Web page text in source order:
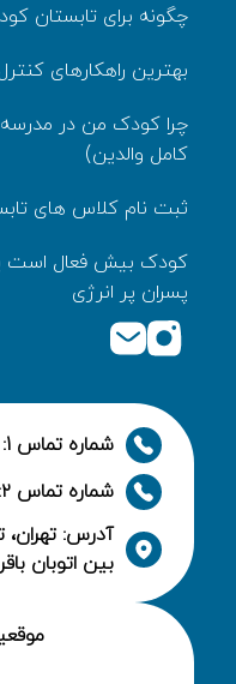
چگونه برای تابستان
بهترین راهکارهای
چرا کودک من در
کامل والدین)
ثبت نام کلاس های
کودک بیش‌ فعال است یا
پسران پر انرژی
شماره تماس 1: ۰۲۱۷۷۷۰۲۴۳۱
شماره تماس ۲: ۰۲۱۷۷۸۷۸۸۰۰
آدرس: تهران،
بین اتوبان